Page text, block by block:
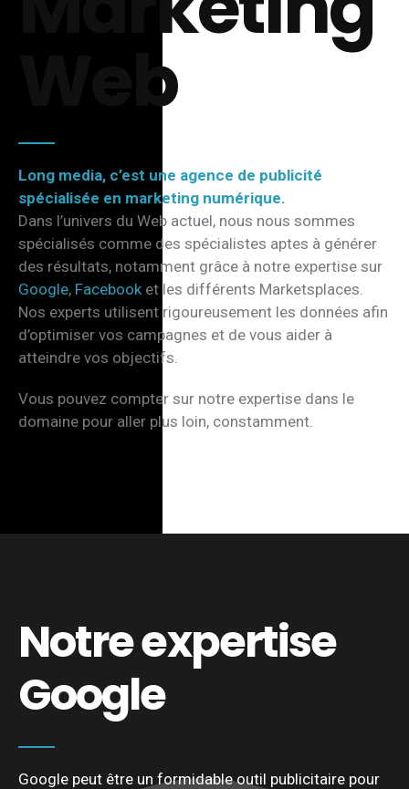
Web
Long media, c’est une agence de publicité
spécialisée en marketing numérique.
Dans l’univers du Web actuel, nous nous sommes
spécialisés comme des spécialistes aptes à générer
des résultats, notamment grâce à notre expertise sur
Google, Facebook et les différents Marketsplaces.
Nos experts utilisent rigoureusement les données afin
d’optimiser vos campagnes et de vous aider à
atteindre vos objectifs.
Vous pouvez compter sur notre expertise dans le
domaine pour aller plus loin, constamment.
Notre expertise
Google
Google peut être un formidable outil publicitaire pour